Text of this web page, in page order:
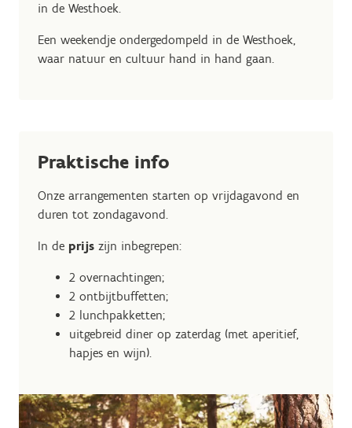
in de Westhoek.
Een weekendje ondergedompeld in de Westhoek,
waar natuur en cultuur hand in hand gaan.
Praktische info
Onze arrangementen starten op vrijdagavond en
duren tot zondagavond.
In de prijs zijn inbegrepen:
2 overnachtingen;
2 ontbijtbuffetten;
2 lunchpakketten;
uitgebreid diner op zaterdag (met aperitief,
hapjes en wijn).